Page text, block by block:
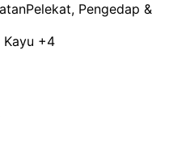
Pelekat, Pengedap &
Kayu +4